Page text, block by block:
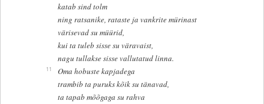
katab sind tolm
ning ratsanike, rataste ja vankrite mürinast
värisevad su müürid,
kui ta tuleb sisse su väravaist,
nagu tullakse sisse vallutatud linna.
11
Oma hobuste kapjadega
trambib ta puruks kõik su tänavad,
ta tapab mõõgaga su rahva